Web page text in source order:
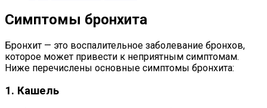
Симптомы бронхита
Бронхит — это воспалительное заболевание бронхов,
которое может привести к неприятным симптомам.
Ниже перечислены основные симптомы бронхита:
1. Кашель